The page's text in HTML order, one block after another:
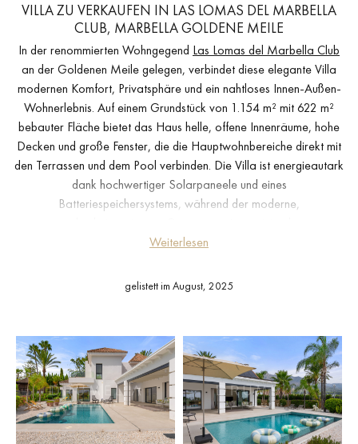
VILLA ZU VERKAUFEN IN LAS LOMAS DEL MARBELLA
CLUB, MARBELLA GOLDENE MEILE
In der renommierten Wohngegend Las Lomas del Marbella Club
an der Goldenen Meile gelegen, verbindet diese elegante Villa
modernen Komfort, Privatsphäre und ein nahtloses Innen-Außen-
Wohnerlebnis. Auf einem Grundstück von 1.154 m² mit 622 m²
bebauter Fläche bietet das Haus helle, offene Innenräume, hohe
Decken und große Fenster, die die Hauptwohnbereiche direkt mit
den Terrassen und dem Pool verbinden. Die Villa ist energieautark
dank hochwertiger Solarpaneele und eines
Batteriespeichersystems, während der moderne,
Wasserverbrauch benötigt.
Die Aufteilung umfasst ein großzügiges Wohn- und Esszimmer mit
Bulthaup und ist mit Bora- und Gaggenau-Geräten ausgestattet,
was die Verwendung von Premiummarken im gesamten Haus
widerspiegelt. Ergänzt wird das Hauptgebäude durch einen
vielseitigen zusätzlichen Wohn-/Freizeitraum und eine große
private Garage für bis zu vier Autos. Draußen sorgen angelegte
Gärten, weitläufige Terrassen und ein privater Pool für eine
Weiterlesen
gelistett im August, 2025